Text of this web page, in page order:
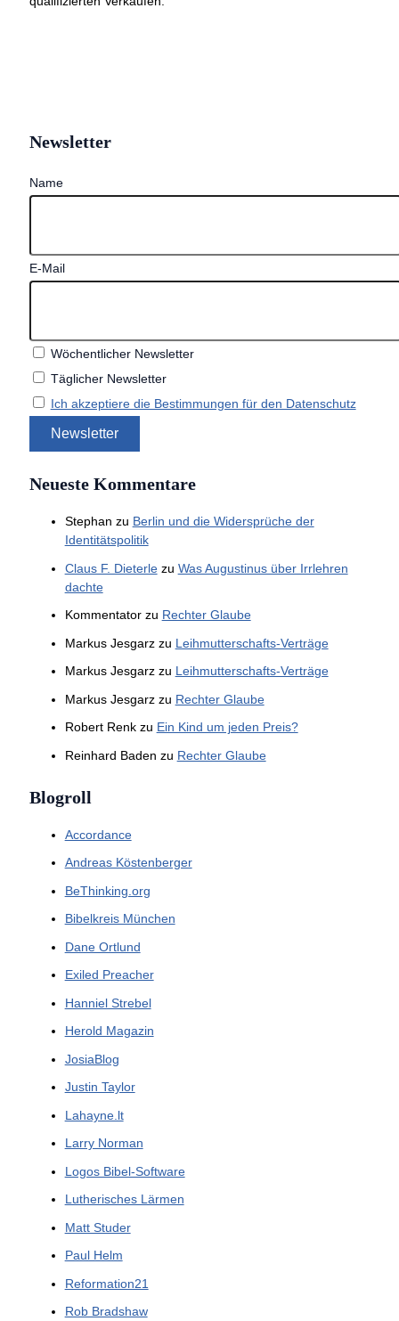
Newsletter
Name
E-Mail
Wöchentlicher Newsletter
Täglicher Newsletter
Ich akzeptiere die Bestimmungen für den Datenschutz
Neueste Kommentare
Stephan zu Berlin und die Widersprüche der
Identitätspolitik
Claus F. Dieterlezu Was Augustinus über Irrlehren
dachte
Kommentatorzu Rechter Glaube
Markus Jesgarzzu Leihmutterschafts-Verträge
Markus Jesgarzzu Leihmutterschafts-Verträge
Markus Jesgarzzu Rechter Glaube
Robert Renkzu Ein Kind um jeden Preis?
Reinhard Baden zu Rechter Glaube
Blogroll
Accordance
Andreas Köstenberger
BeThinking.org
Bibelkreis München
Dane Ortlund
Exiled Preacher
Hanniel Strebel
Herold Magazin
JosiaBlog
Justin Taylor
Lahayne.lt
Larry Norman
Logos Bibel-Software
Lutherisches Lärmen
Matt Studer
Paul Helm
Reformation21
Rob Bradshaw